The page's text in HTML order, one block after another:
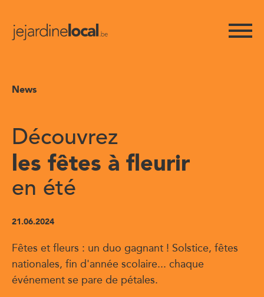
News
Découvrez
les fêtes à fleurir
en été
21.06.2024
Fêtes et fleurs : un duo gagnant ! Solstice, fêtes
nationales, fin d'année scolaire... chaque
événement se pare de pétales.